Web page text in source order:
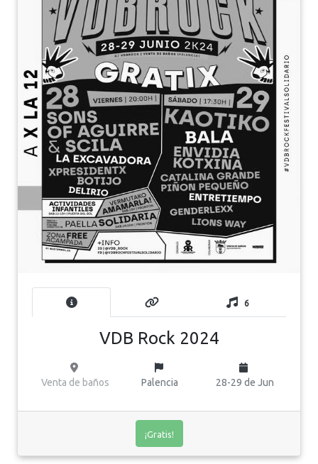
6
VDB Rock 2024
Venta de baños Palencia 28-29 de Jun
¡Gratis!